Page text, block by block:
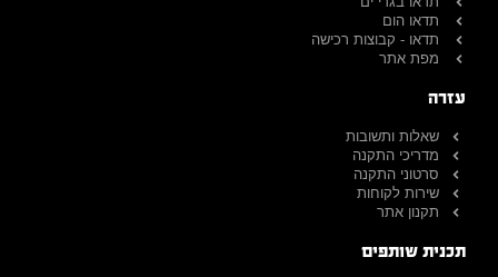
תדאו הום
תדאו - קבוצות רכישה
מפת אתר
עזרה
שאלות ותשובות
מדריכי התקנה
סרטוני התקנה
שירות לקוחות
תקנון אתר
תכנית שותפים